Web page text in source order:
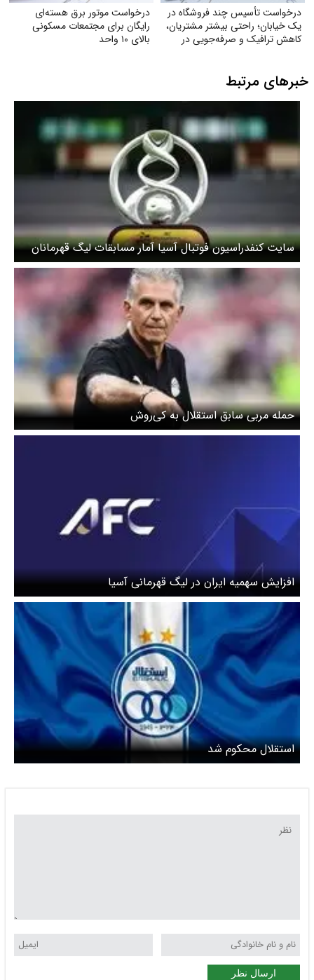
درخواست تأسیس چند فروشگاه در
یک خیابان؛ راحتی بیشتر مشتریان،
کاهش ترافیک و صرفه‌جویی در
درخواست موتور برق هسته‌ای
رایگان برای مجتمعات مسکونی
بالای ۱۰ واحد
خبرهای مرتبط
سایت کنفدراسیون فوتبال آسیا آمار مسابقات لیگ قهرمانان
آسیا ۲ را اعلام کرد/ سپاهانی‌ها و استقلالی‌ها در جمع برترین
و بدترین های آسیا + عکس
حمله مربی سابق استقلال به کی‌روش
افزایش سهمیه ایران در لیگ قهرمانی آسیا
استقلال محکوم شد
ارسال نظر